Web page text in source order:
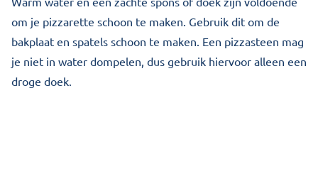
om je pizzarette schoon te maken. Gebruik dit om de
bakplaat en spatels schoon te maken. Een pizzasteen mag
je niet in water dompelen, dus gebruik hiervoor alleen een
droge doek.